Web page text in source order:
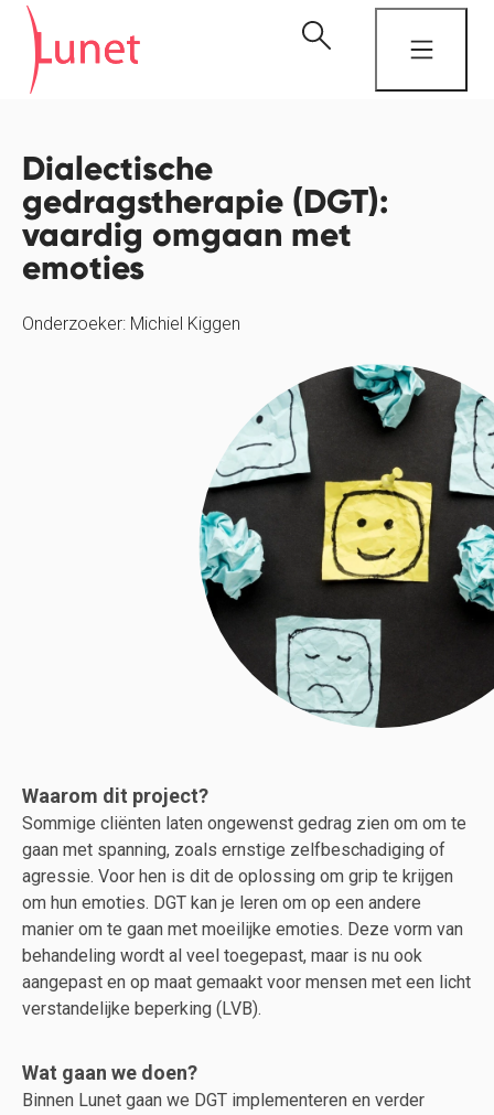
Dialectische
gedragstherapie (DGT):
vaardig omgaan met
emoties
Onderzoeker: Michiel Kiggen
Waarom dit project?
Sommige cliënten laten ongewenst gedrag zien om om te
gaan met spanning, zoals ernstige zelfbeschadiging of
agressie. Voor hen is dit de oplossing om grip te krijgen
om hun emoties. DGT kan je leren om op een andere
manier om te gaan met moeilijke emoties. Deze vorm van
behandeling wordt al veel toegepast, maar is nu ook
aangepast en op maat gemaakt voor mensen met een licht
verstandelijke beperking (LVB).
Wat gaan we doen?
Binnen Lunet gaan we DGT implementeren en verder